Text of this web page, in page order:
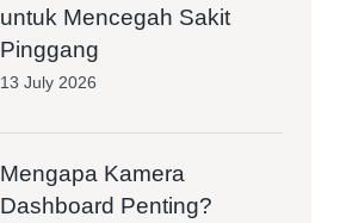
untuk Mencegah Sakit
Pinggang
13 July 2026
Mengapa Kamera
Dashboard Penting?